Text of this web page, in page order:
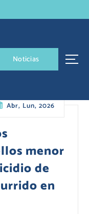
Noticias
Abr, Lun, 2026
menor
de
en